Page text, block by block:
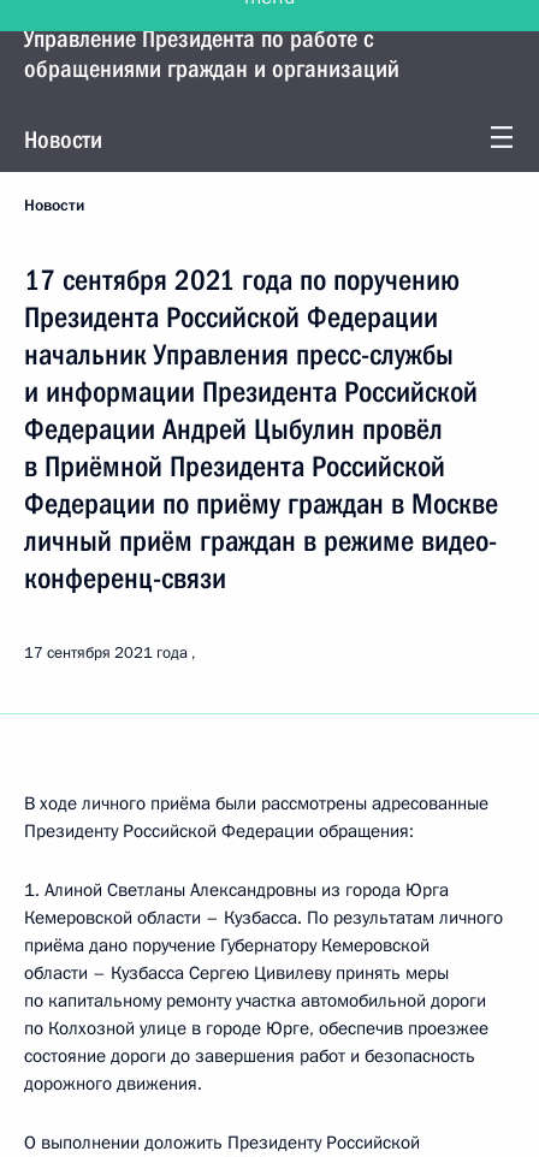
Управление Президента по работе с
обращениями граждан и организаций
Новости
Новости
17 сентября 2021 года по поручению
Президента Российской Федерации
начальник Управления пресс-службы
и информации Президента Российской
Федерации Андрей Цыбулин провёл
в Приёмной Президента Российской
Федерации по приёму граждан в Москве
личный приём граждан в режиме видео-
конференц-связи
17 сентября 2021 года
В ходе личного приёма были рассмотрены адресованные
Президенту Российской Федерации обращения:
1. Алиной Светланы Александровны из города Юрга
Кемеровской области – Кузбасса. По результатам личного
приёма дано поручение Губернатору Кемеровской
области – Кузбасса Сергею Цивилеву принять меры
по капитальному ремонту участка автомобильной дороги
по Колхозной улице в городе Юрге, обеспечив проезжее
состояние дороги до завершения работ и безопасность
дорожного движения.
О выполнении доложить Президенту Российской